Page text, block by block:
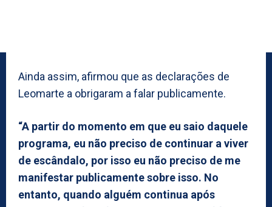
Ainda assim, afirmou que as declarações de
Leomarte a obrigaram a falar publicamente.
“A partir do momento em que eu saio daquele
programa, eu não preciso de continuar a viver
de escândalo, por isso eu não preciso de me
manifestar publicamente sobre isso. No
entanto, quando alguém continua após